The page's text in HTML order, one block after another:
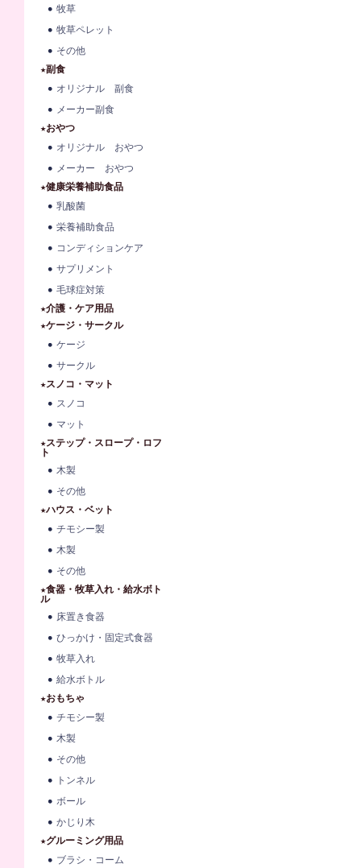
牧草
牧草ペレット
その他
★副食
オリジナル 副食
メーカー副食
★おやつ
オリジナル おやつ
メーカー おやつ
★健康栄養補助食品
乳酸菌
栄養補助食品
コンディションケア
サプリメント
毛球症対策
★介護・ケア用品
★ケージ・サークル
ケージ
サークル
★スノコ・マット
スノコ
マット
★ステップ・スロープ・ロフ
ト
木製
その他
★ハウス・ベット
チモシー製
木製
その他
★食器・牧草入れ・給水ボト
ル
床置き食器
ひっかけ・固定式食器
牧草入れ
給水ボトル
★おもちゃ
チモシー製
木製
その他
トンネル
ボール
かじり木
★グルーミング用品
ブラシ・コーム